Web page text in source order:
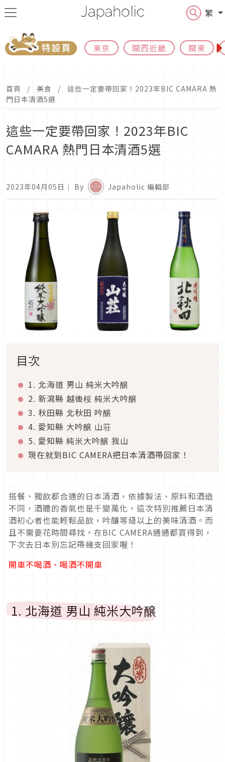
繁
東京 關西近畿 關東
首頁 美食
這些一定要帶回家！2023年BIC CAMARA 熱
門日本清酒5選
這些一定要帶回家！2023年BIC
CAMARA 熱門日本清酒5選
2023年04月05日 ｜ By Japaholic 編輯部
目次
1. 北海道 男山 純米大吟醸
2. 新瀉縣 越後桜 純米大吟醸
3. 秋田縣 北秋田 吟醸
4. 愛知縣 大吟醸 山荘
5. 愛知縣 純米大吟醸 我山
現在就到BIC CAMERA把日本清酒帶回家！
搭餐、獨飲都合適的日本清酒，依據製法、原料和酒造
不同，酒體的香氣也是千變萬化，這次特別推薦日本清
酒初心者也能輕鬆品飲，吟釀等級以上的美味清酒。而
且不需要花時間尋找，在BIC CAMERA通通都買得到，
下次去日本別忘記帶幾支回家喔！
開車不喝酒、喝酒不開車
1. 北海道 男山 純米大吟醸